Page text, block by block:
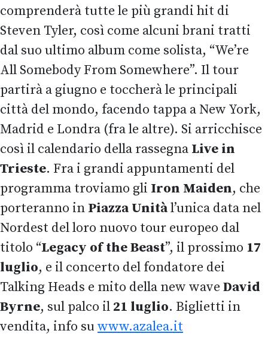
comprenderà tutte le più grandi hit di
Steven Tyler, così come alcuni brani tratti
dal suo ultimo album come solista, “We’re
All Somebody From Somewhere”. Il tour
partirà a giugno e toccherà le principali
città del mondo, facendo tappa a New York,
Madrid e Londra (fra le altre). Si arricchisce
così il calendario della rassegna Live in
Trieste. Fra i grandi appuntamenti del
programma troviamo gli Iron Maiden, che
porteranno in Piazza Unitàl’unica data nel
Nordest del loro nuovo tour europeo dal
titolo “Legacy of the Beast”, il prossimo 17
luglio, e il concerto del fondatore dei
Talking Heads e mito della new wave David
Byrne, sul palco il 21 luglio. Biglietti in
vendita, info su www.azalea.it